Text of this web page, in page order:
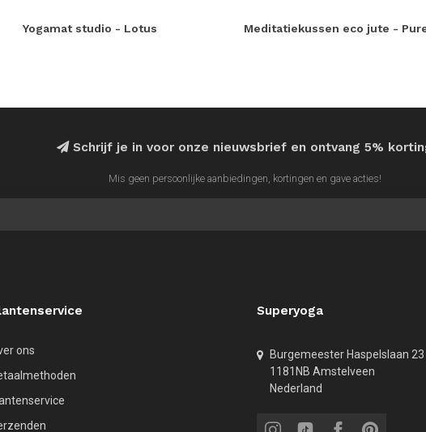
Yogamat studio - Lotus Meditatiekussen eco jute -
Schrijf je in voor onze nieuwsbrief en ontvang 5%
Mis geen persoonlijke aanbiedingen, kortingen en gave acties!
ons
Superyoga
Burgemeester Haspelslaan 23
1181NB Amstelveen
Nederland